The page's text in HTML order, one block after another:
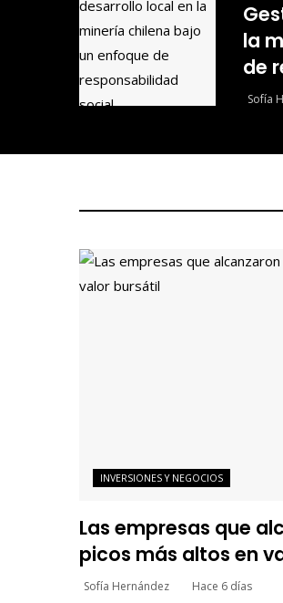
la
de
Sofía
INVERSIONES Y NEGOCIOS
Las empresas que
picos más altos en
Sofía Hernández Hace 6 días